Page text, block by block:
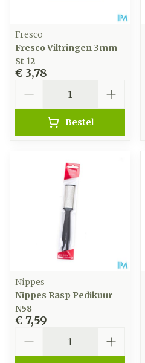
Fresco
Fresco Viltringen 3mm
St 12
€ 3,78
Bestel
Nippes
Nippes Rasp Pedikuur
N58
€ 7,59